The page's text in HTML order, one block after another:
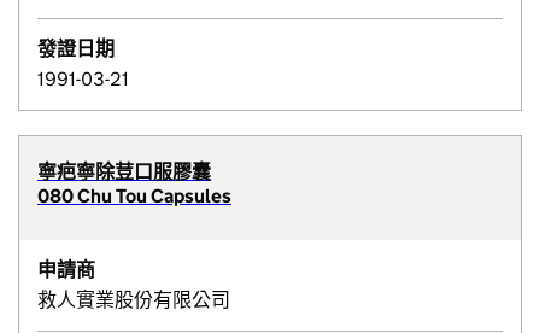
發證日期
1991-03-21
寧疤寧除荳口服膠囊
080 Chu Tou Capsules
申請商
救人實業股份有限公司